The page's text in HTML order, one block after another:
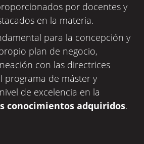
por docentes y
en la materia.
para la concepción y
plan de negocio,
con las directrices
programa de máster y
de excelencia en la
conocimientos adquiridos.